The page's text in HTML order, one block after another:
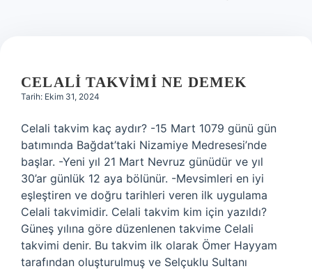
CELALI TAKVIMI NE DEMEK
Tarih: Ekim 31, 2024
Celali takvim kaç aydır? -15 Mart 1079 günü gün
batımında Bağdat’taki Nizamiye Medresesi’nde
başlar. -Yeni yıl 21 Mart Nevruz günüdür ve yıl
30’ar günlük 12 aya bölünür. -Mevsimleri en iyi
eşleştiren ve doğru tarihleri ​​veren ilk uygulama
Celali takvimidir. Celali takvim kim için yazıldı?
Güneş yılına göre düzenlenen takvime Celali
takvimi denir. Bu takvim ilk olarak Ömer Hayyam
tarafından oluşturulmuş ve Selçuklu Sultanı